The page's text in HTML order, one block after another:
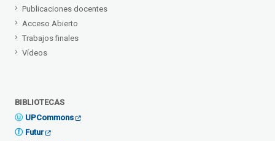
Publicaciones docentes
Acceso Abierto
Trabajos finales
Vídeos
BIBLIOTECAS
UPCommons
Futur